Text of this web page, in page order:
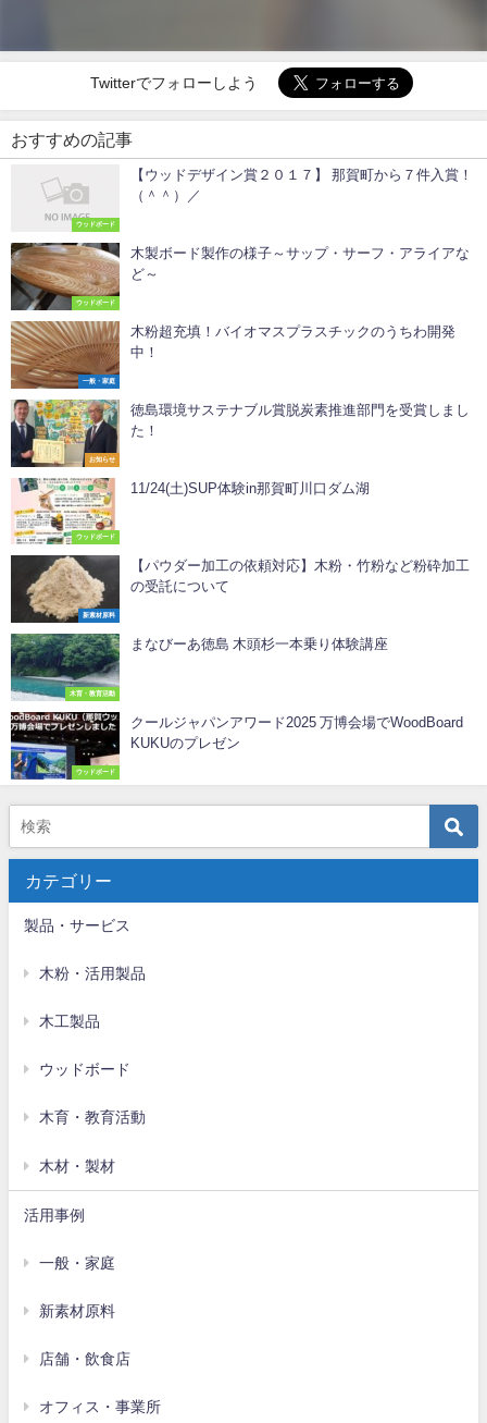
Twitterでフォローしよう
おすすめの記事
ウッドボード
【ウッドデザイン賞２０１７】 那賀町から７件入賞！
（＾＾）／
ウッドボード
木製ボード製作の様子～サップ・サーフ・アライアな
ど～
一般・家庭
木粉超充填！バイオマスプラスチックのうちわ開発
中！
お知らせ
徳島環境サステナブル賞脱炭素推進部門を受賞しまし
た！
ウッドボード
11/24(土)SUP体験in那賀町川口ダム湖
新素材原料
【パウダー加工の依頼対応】木粉・竹粉など粉砕加工
の受託について
木育・教育活動
まなびーあ徳島 木頭杉一本乗り体験講座
ウッドボード
クールジャパンアワード2025 万博会場でWoodBoard
KUKUのプレゼン
カテゴリー
製品・サービス
木粉・活用製品
木工製品
ウッドボード
木育・教育活動
木材・製材
活用事例
一般・家庭
新素材原料
店舗・飲食店
オフィス・事業所